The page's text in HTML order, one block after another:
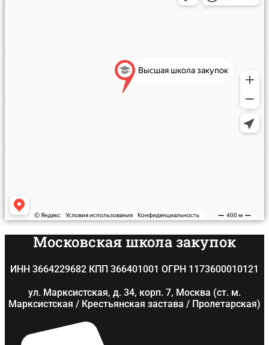
Московская школа закупок
ИНН 3664229682 КПП 366401001 ОГРН 1173600010121
ул. Марксистская, д. 34, корп. 7, Москва (ст. м.
Марксистская / Крестьянская застава / Пролетарская)